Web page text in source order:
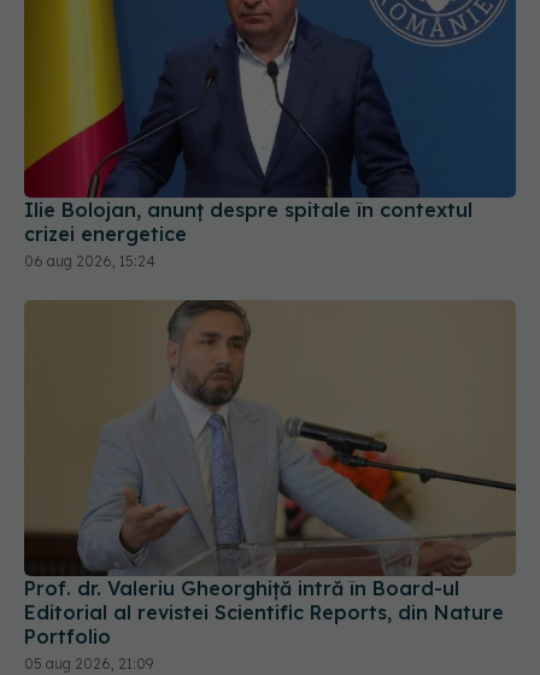
Ilie Bolojan, anunț despre spitale în contextul
crizei energetice
06 aug 2026, 15:24
Prof. dr. Valeriu Gheorghiță intră în Board-ul
Editorial al revistei Scientific Reports, din Nature
Portfolio
05 aug 2026, 21:09